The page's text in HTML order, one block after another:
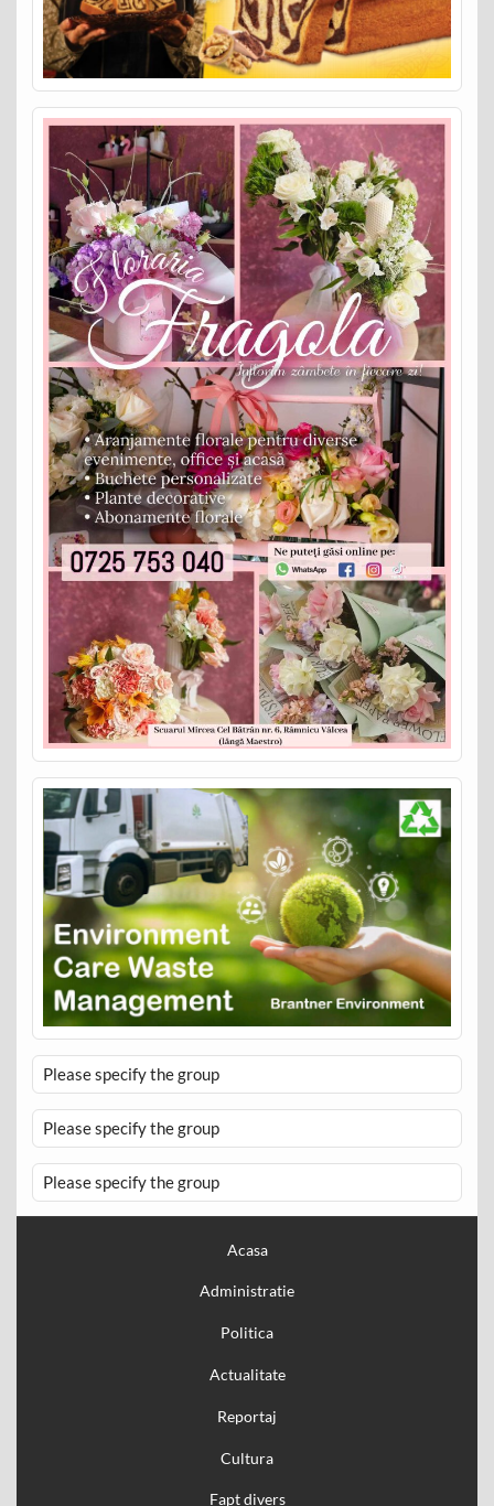
Please specify the group
Please specify the group
Please specify the group
Acasa
Administratie
Politica
Actualitate
Reportaj
Cultura
Fapt divers